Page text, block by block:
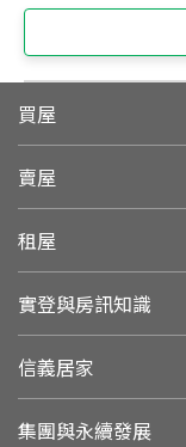
買屋
賣屋
租屋
實登與房訊知識
信義居家
集團與永續發展